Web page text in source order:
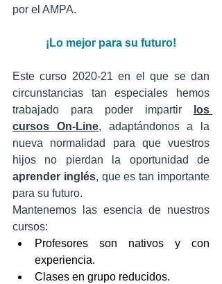
por el AMPA.
¡Lo mejor para su futuro!
Este curso 2020-21 en el que se dan
circunstancias tan especiales hemos
trabajado para poder impartir
los
cursos On-Line, adaptándonos a la
nueva normalidad para que vuestros
aprender inglés, que es tan importante
para su futuro.
Mantenemos las esencia de nuestros
cursos:
Profesores son nativos y con
experiencia.
Clases en grupo reducidos.